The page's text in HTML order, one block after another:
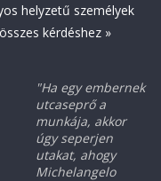
helyzetű személyek
kérdéshez »
"Ha egy embernek
utcaseprő a
munkája, akkor
úgy seperjen
utakat, ahogy
Michelangelo